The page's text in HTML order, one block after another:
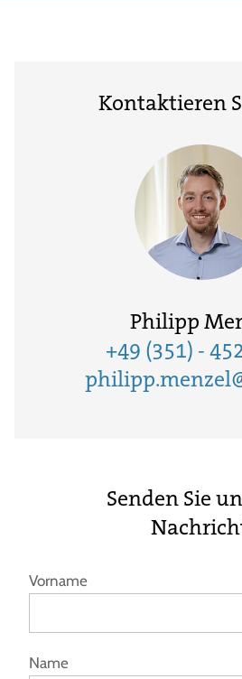
Kontaktieren
Philipp
+49 (351) -
Senden Sie
Vorname
Name